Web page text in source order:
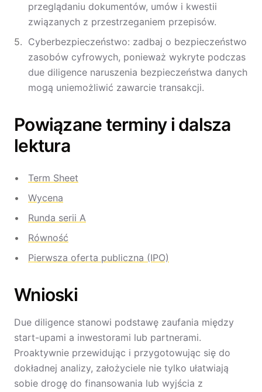
przeglądaniu dokumentów, umów i kwestii
związanych z przestrzeganiem przepisów.
Cyberbezpieczeństwo: zadbaj o bezpieczeństwo
zasobów cyfrowych, ponieważ wykryte podczas
due diligence naruszenia bezpieczeństwa danych
mogą uniemożliwić zawarcie transakcji.
Powiązane terminy i dalsza
lektura
Term Sheet
Wycena
Runda serii A
Równość
Pierwsza oferta publiczna (IPO)
Wnioski
Due diligence stanowi podstawę zaufania między
start-upami a inwestorami lub partnerami.
Proaktywnie przewidując i przygotowując się do
dokładnej analizy, założyciele nie tylko ułatwiają
sobie drogę do finansowania lub wyjścia z